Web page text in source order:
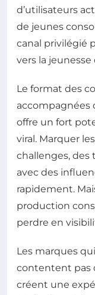
d’utilisateurs
de jeunes
canal privilégié
vers la
Le format des
accompagnées
offre un fort
viral. Marquer
challenges, des
avec des
rapidement.
production
perdre en
Les marques
contentent pas
créent une